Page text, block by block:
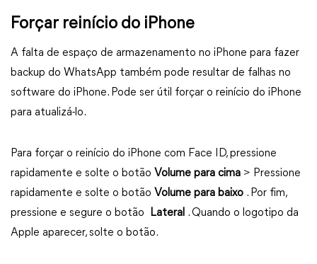
Forçar reinício do iPhone
A falta de espaço de armazenamento no iPhone para fazer
backup do WhatsApp também pode resultar de falhas no
software do iPhone. Pode ser útil forçar o reinício do iPhone
para atualizá-lo.
Para forçar o reinício do iPhone com Face ID, pressione
rapidamente e solte o botão Volume para cima > Pressione
rapidamente e solte o botão Volume para baixo . Por fim,
pressione e segure o botão
Lateral . Quando o logotipo da
Apple aparecer, solte o botão.